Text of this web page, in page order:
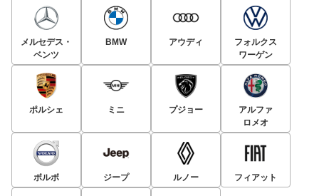
メルセデス・
ベンツ
BMW アウディ
フォルクス
ワーゲン
ポルシェ ミニ プジョー
アルファ
ロメオ
ボルボ ジープ ルノー フィアット